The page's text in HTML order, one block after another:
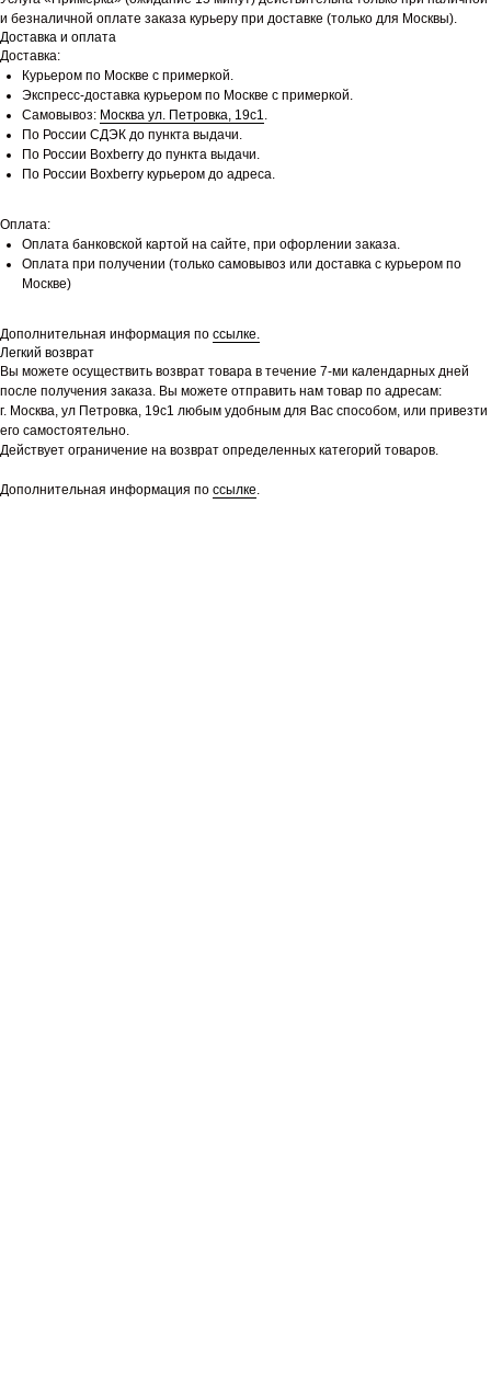
и безналичной оплате заказа курьеру при доставке (только для Москвы).
Доставка и оплата
Доставка:
Курьером по Москве с примеркой.
Экспресс-доставка курьером по Москве с примеркой.
Самовывоз: Москва ул. Петровка, 19с1.
По России СДЭК до пункта выдачи.
По России Boxberry до пункта выдачи.
По России Boxberry курьером до адреса.
Оплата:
Оплата банковской картой на сайте, при офорлении заказа.
Оплата при получении (только самовывоз или доставка с курьером по
Москве)
Дополнительная информация по ссылке.
Легкий возврат
Вы можете осуществить возврат товара в течение 7-ми календарных дней
после получения заказа. Вы можете отправить нам товар по адресам:
г. Москва, ул Петровка, 19с1 любым удобным для Вас способом, или привезти
его самостоятельно.
Действует ограничение на возврат определенных категорий товаров.
Дополнительная информация по ссылке.